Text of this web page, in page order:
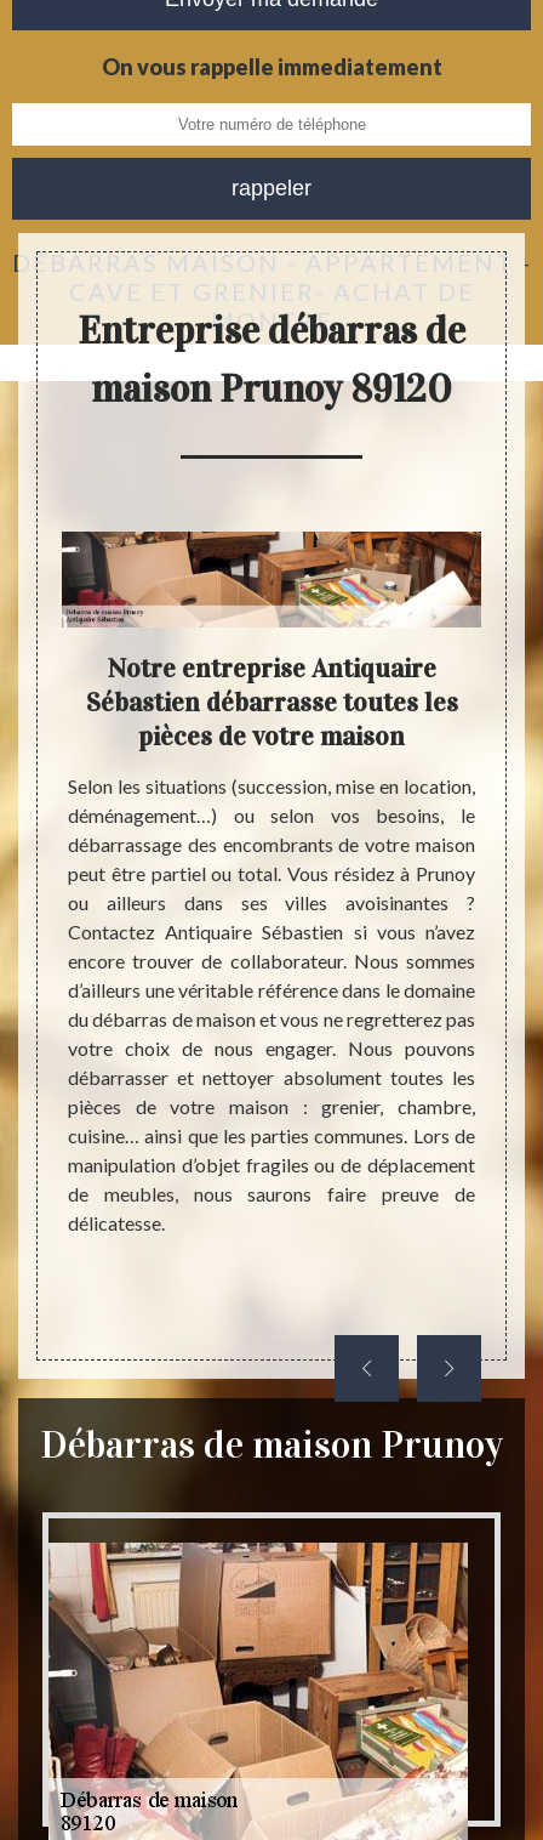
On vous rappelle immediatement
DÉBARRAS MAISON - APPARTEMENT -
CAVE ET GRENIER- ACHAT DE
MONTRE
Entreprise débarras de
maison Prunoy 89120
de
pour
une
ou
de
ses
sur
et
plus
Notre entreprise Antiquaire
Sébastien débarrasse toutes les
pièces de votre maison
Selon les situations (succession, mise en location,
déménagement…) ou selon vos besoins, le
débarrassage des encombrants de votre maison
peut être partiel ou total. Vous résidez à Prunoy
ou ailleurs dans ses villes avoisinantes ?
Contactez Antiquaire Sébastien si vous n’avez
encore trouver de collaborateur. Nous sommes
d’ailleurs une véritable référence dans le domaine
du débarras de maison et vous ne regretterez pas
votre choix de nous engager. Nous pouvons
débarrasser et nettoyer absolument toutes les
pièces de votre maison : grenier, chambre,
cuisine… ainsi que les parties communes. Lors de
manipulation d’objet fragiles ou de déplacement
de meubles, nous saurons faire preuve de
délicatesse.
est
dans
Débarras de maison Prunoy